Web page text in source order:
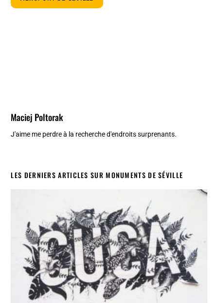
Maciej Poltorak
J'aime me perdre à la recherche d'endroits surprenants.
LES DERNIERS ARTICLES SUR MONUMENTS DE SÉVILLE